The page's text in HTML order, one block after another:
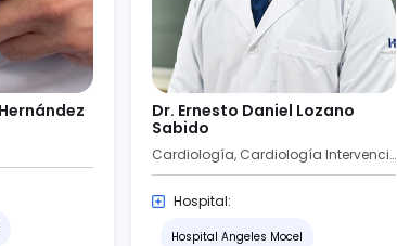
Dr. Ernesto Daniel Lozano
Sabido
Cardiología, Cardiología Intervencionista
Hospital:
Hospital Angeles Mocel